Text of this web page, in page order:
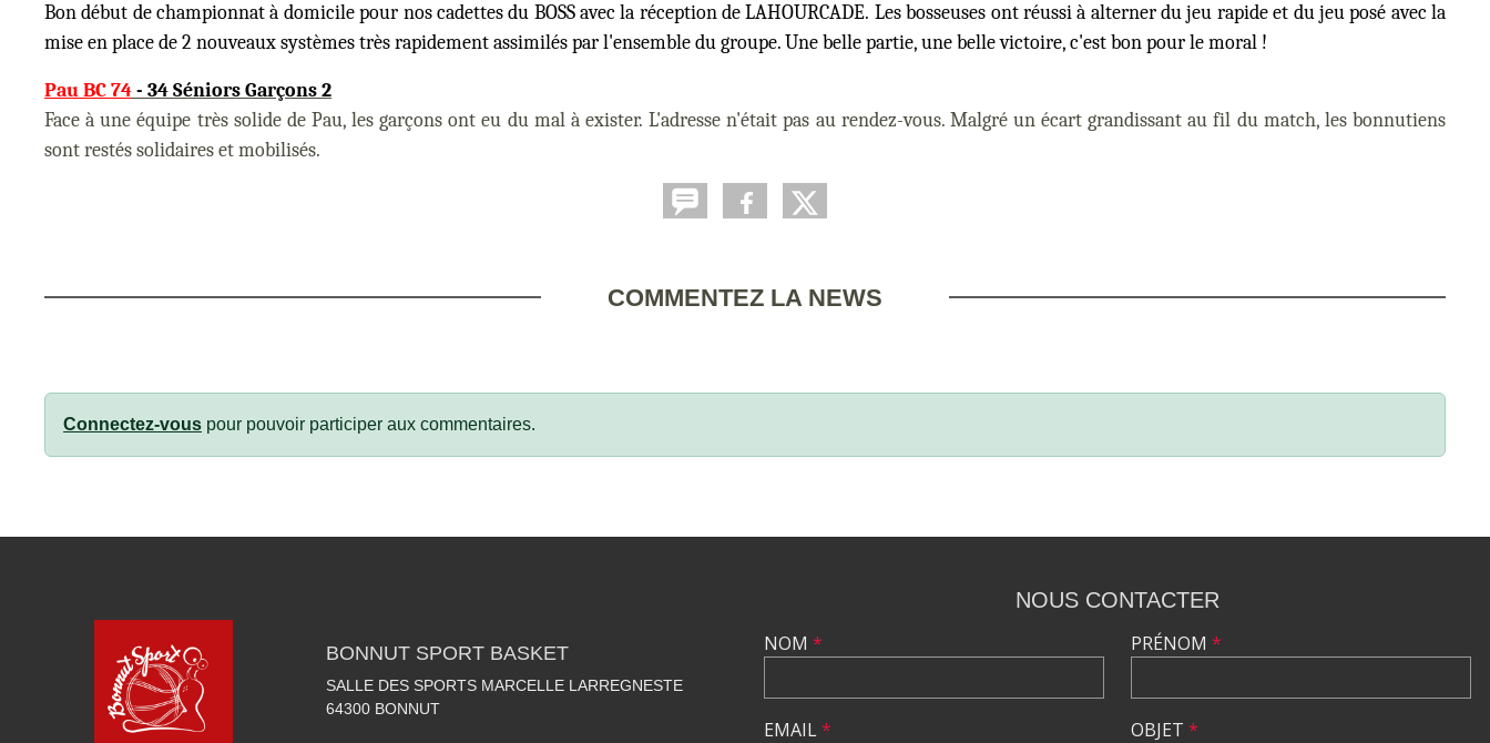
Bon début de championnat à domicile pour nos cadettes du BOSS avec la réception de LAHOURCADE. Les bosseuses ont réussi à alterner du jeu rapide et du jeu posé avec la
mise en place de 2 nouveaux systèmes très rapidement assimilés par l'ensemble du groupe. Une belle partie, une belle victoire, c'est bon pour le moral !
Pau BC 74- 34 Séniors Garçons 2
Face à une équipe très solide de Pau, les garçons ont eu du mal à exister. L'adresse n'était pas au rendez-vous. Malgré un écart grandissant au fil du match, les bonnutiens
sont restés solidaires et mobilisés.
COMMENTEZ LA NEWS
Connectez-vous pour pouvoir participer aux commentaires.
BONNUT SPORT BASKET
SALLE DES SPORTS MARCELLE LARREGNESTE
64300 BONNUT
NOUS CONTACTER
NOM *
EMAIL*
PRÉNOM *
OBJET *